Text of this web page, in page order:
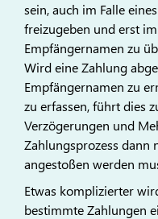
sein, auch im Falle
freizugeben und erst
Empfängernamen zu
Wird eine Zahlung
Empfängernamen zu
zu erfassen, führt dies
Verzögerungen und
Zahlungsprozess dann
angestoßen werden
Etwas komplizierter
bestimmte Zahlungen